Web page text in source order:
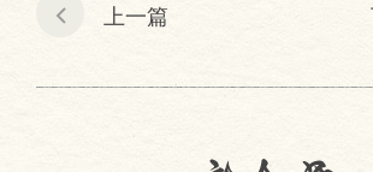
上一篇